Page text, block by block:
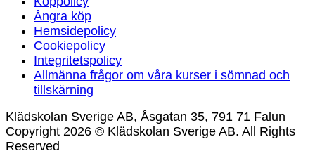
Ångra köp
Hemsidepolicy
Cookiepolicy
Integritetspolicy
Allmänna frågor om våra kurser i sömnad och
tillskärning
Klädskolan Sverige AB, Åsgatan 35, 791 71 Falun
Copyright 2026 © Klädskolan Sverige AB. All Rights
Reserved